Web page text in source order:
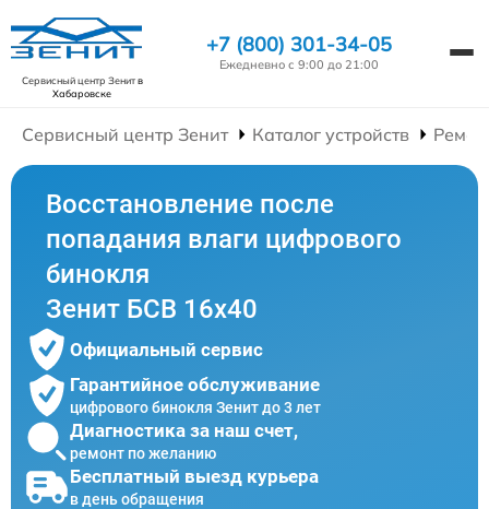
Сервисный центр Зенитв
Хабаровске
+7 (800) 301-34-05
Ежедневно с 9:00 до 21:00
Сервисный центр Зенит Каталог устройств
Восстановление после
попадания влаги цифрового
бинокля
Зенит БСВ 16х40
Официальный сервис
Гарантийное обслуживание
цифрового бинокля Зенит до 3 лет
Диагностика за наш счет,
ремонт по желанию
Бесплатный выезд курьера
в день обращения